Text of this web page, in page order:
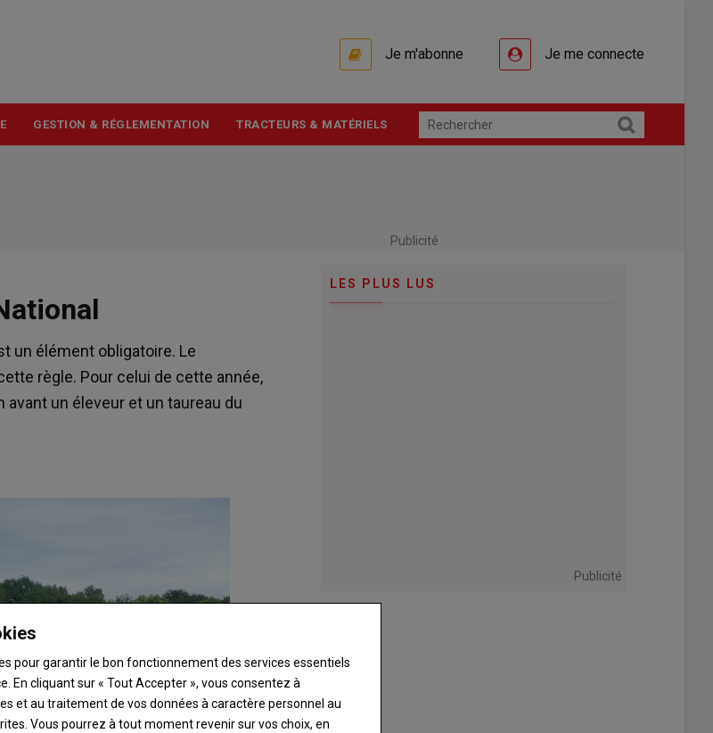
Je m'abonne Je me connecte
GESTION & RÉGLEMENTATION TRACTEURS & MATÉRIELS
Publicité
un élément obligatoire. Le
règle. Pour celui de cette année,
avant un éleveur et un taureau du
LES PLUS LUS
Publicité
pour garantir le bon fonctionnement des services essentiels
En cliquant sur « Tout Accepter », vous consentez à
et au traitement de vos données à caractère personnel au
Vous pourrez à tout moment revenir sur vos choix, en